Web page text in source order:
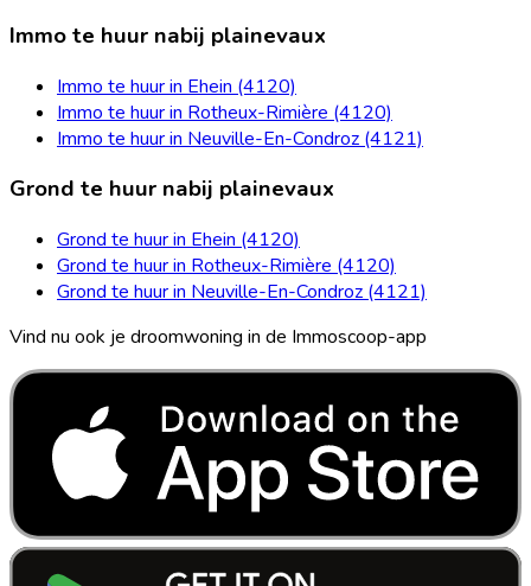
Immo te huur nabij plainevaux
Immo te huur in Ehein (4120)
Immo te huur in Rotheux-Rimière (4120)
Immo te huur in Neuville-En-Condroz (4121)
Grond te huur nabij plainevaux
Grond te huur in Ehein (4120)
Grond te huur in Rotheux-Rimière (4120)
Grond te huur in Neuville-En-Condroz (4121)
Vind nu ook je droomwoning in de Immoscoop-app